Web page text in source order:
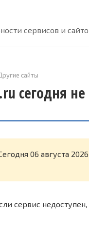
сервисов и
сайты
сегодня не
06 августа
сервис